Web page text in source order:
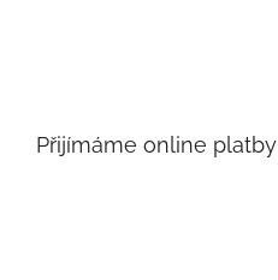
Přijímáme online platby